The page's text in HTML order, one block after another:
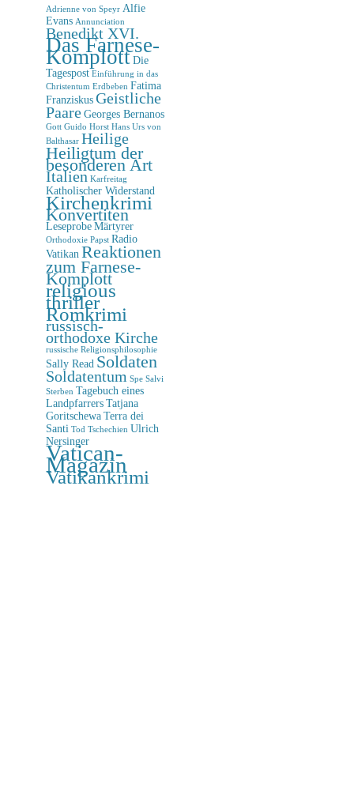
Adrienne von Speyr Alfie
Evans Annunciation
Benedikt XVI.
Das Farnese-
Komplott Die
Tagespost Einführung in das
Christentum Erdbeben Fatima
Franziskus Geistliche
Paare Georges Bernanos
Gott Guido Horst Hans Urs von
Balthasar Heilige
Heiligtum der
besonderen Art
Italien Karfreitag
Katholischer Widerstand
Kirchenkrimi
Konvertiten
Leseprobe Märtyrer
Orthodoxie Papst Radio
Vatikan Reaktionen
zum Farnese-
Komplott
religious
thriller
Romkrimi
russisch-
orthodoxe Kirche
russische Religionsphilosophie
Sally Read Soldaten
Soldatentum Spe Salvi
Sterben Tagebuch eines
Landpfarrers Tatjana
Goritschewa Terra dei
Santi Tod Tschechien Ulrich
Nersinger
Vatican-
Magazin
Vatikankrimi